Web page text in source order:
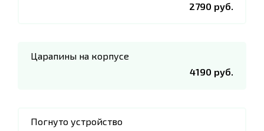
2790 руб.
Царапины на корпусе
4190 руб.
Погнуто устройство